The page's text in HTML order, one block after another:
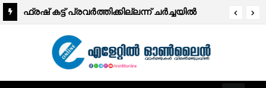
ഫ്രഷ് കട്ട് പ്രവർത്തിക്കില്ലന്ന് ചർച്ചയിൽ
മരണം:കൈപ്പഞ്ചേരി പ്രഭാകരന്‍ നായർ (80)